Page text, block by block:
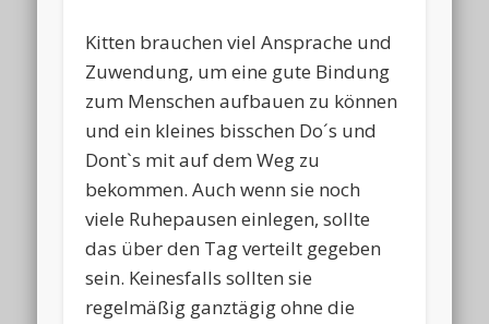
Kitten brauchen viel Ansprache und
Zuwendung, um eine gute Bindung
zum Menschen aufbauen zu können
und ein kleines bisschen Do´s und
Dont`s mit auf dem Weg zu
bekommen. Auch wenn sie noch
viele Ruhepausen einlegen, sollte
das über den Tag verteilt gegeben
sein. Keinesfalls sollten sie
regelmäßig ganztägig ohne die